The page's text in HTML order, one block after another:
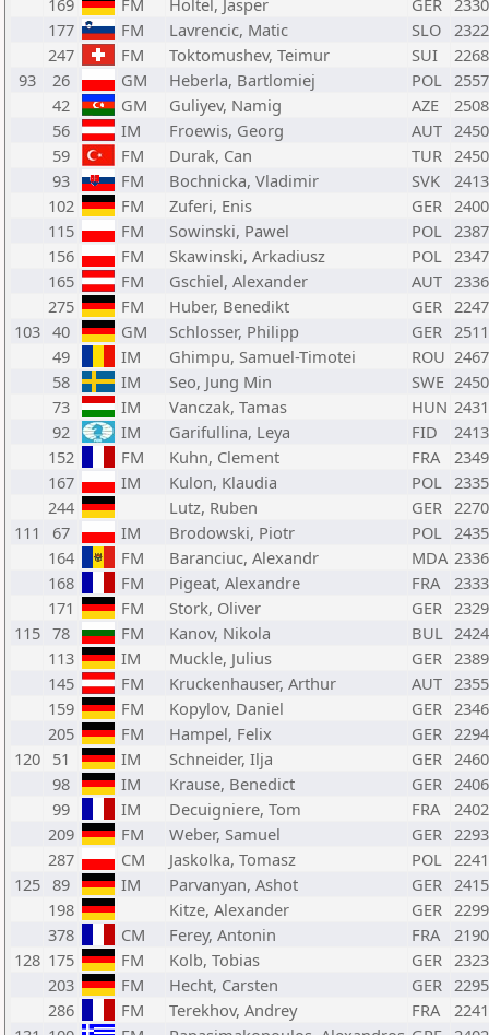
169
FM Holtel, Jasper GER 2330
177
FM Lavrencic, Matic SLO 2322
247
FM Toktomushev, Teimur SUI
2268
93
26 GM Heberla, Bartlomiej POL 2557
42
GM Guliyev, Namig AZE
2508
56
IM Froewis, Georg AUT 2450
59
FM Durak, Can TUR 2450
93
FM Bochnicka, Vladimir SVK
2413
102
FM Zuferi, Enis GER 2400
115
FM Sowinski, Pawel POL 2387
156
FM Skawinski, Arkadiusz POL 2347
165
FM Gschiel, Alexander AUT 2336
275
FM Huber, Benedikt GER 2247
103 40 GM Schlosser, Philipp GER 2511
49
IM Ghimpu, Samuel-Timotei ROU 2467
58
IM Seo, Jung Min SWE 2450
73
IM Vanczak, Tamas HUN 2431
92
IM Garifullina, Leya FID
2413
152
FM Kuhn, Clement FRA
2349
167
IM Kulon, Klaudia POL 2335
244
Lutz, Ruben GER 2270
111
67 IM Brodowski, Piotr POL 2435
164
FM Baranciuc, Alexandr MDA 2336
168
FM Pigeat, Alexandre FRA
2333
171
FM Stork, Oliver GER 2329
115 78 FM Kanov, Nikola BUL 2424
113
IM Muckle, Julius GER 2389
145
FM Kruckenhauser, Arthur AUT 2355
159
FM Kopylov, Daniel GER 2346
205
FM Hampel, Felix GER 2294
120 51 IM Schneider, Ilja GER 2460
98
IM Krause, Benedict GER 2406
99
IM Decuigniere, Tom FRA
2402
209
FM Weber, Samuel GER 2293
287
CM Jaskolka, Tomasz POL 2241
125 89 IM Parvanyan, Ashot GER 2415
198
Kitze, Alexander GER 2299
378
CM Ferey, Antonin FRA
2190
128 175 FM Kolb, Tobias GER 2323
203
FM Hecht, Carsten GER 2295
286
FM Terekhov, Andrey FRA
2241